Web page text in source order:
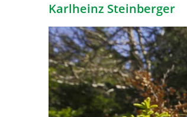
Karlheinz Steinberger